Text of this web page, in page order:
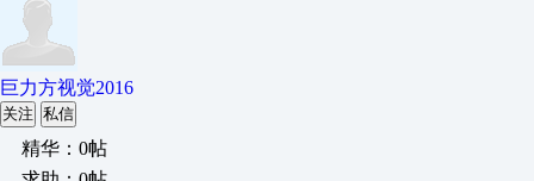
巨力方视觉2016
关注 私信
精华：0帖